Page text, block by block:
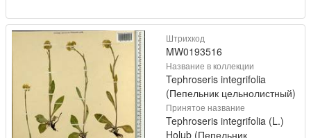
Штрихкод
MW0193516
Название в коллекции
Tephroseris integrifolia
(Пепельник цельнолистный)
Принятое название
Tephroseris integrifolia (L.)
Holub (Пепельник